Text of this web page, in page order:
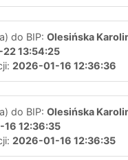
do BIP: Olesińska
13:54:25
2026-01-16 12:36:36
do BIP: Olesińska
12:36:35
2026-01-16 12:36:35